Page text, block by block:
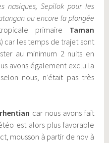
nasiques, Sepilok pour les
ou encore la plongée
primaire Taman
car les temps de trajet sont
au minimum 2 nuits en
avons également exclu la
nous, n’était pas très
car nous avons fait
est alors plus favorable
mousson à partir de nov à